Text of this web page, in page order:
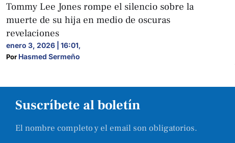
Tommy Lee Jones rompe el silencio sobre la
muerte de su hija en medio de oscuras
revelaciones
enero 3, 2026 | 16:01,
Por Hasmed Sermeño
Suscríbete al boletín
El nombre completo y el email son obligatorios.